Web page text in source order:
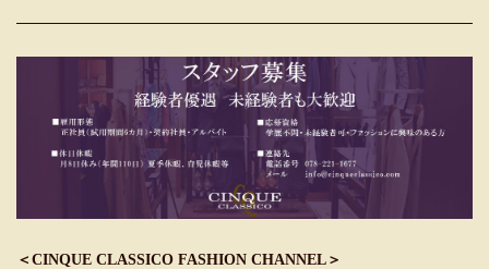
＜CINQUE CLASSICO FASHION CHANNEL＞